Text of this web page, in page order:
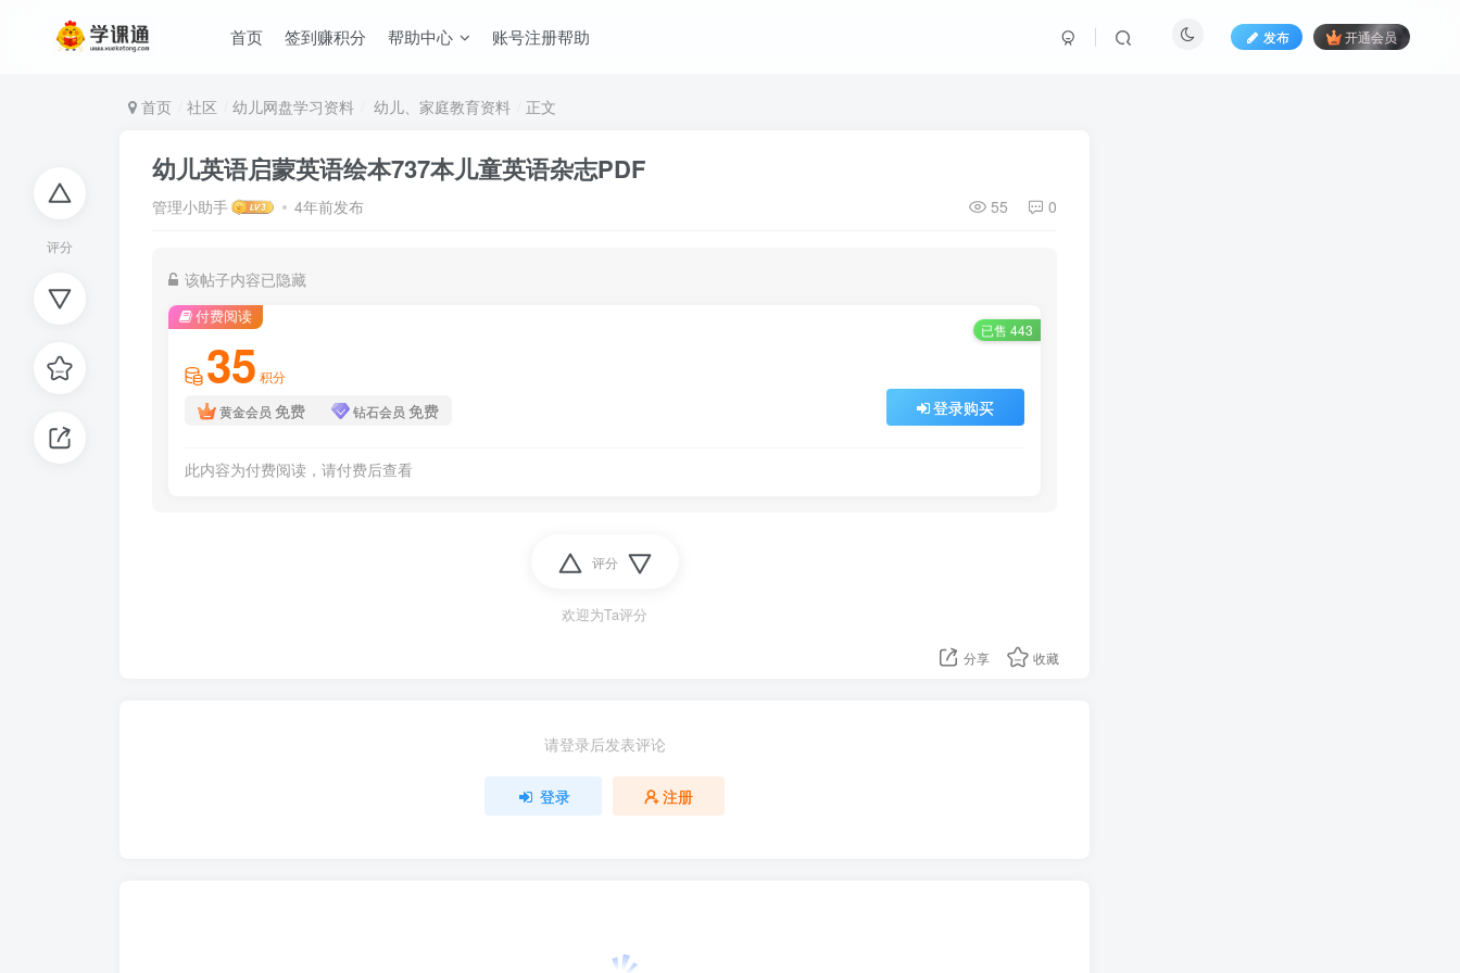
首页 签到赚积分 帮助中心 账号注册帮助 发布 开通会员
评分
首页 社区 幼儿网盘学习资料 幼儿、家庭教育资料 正文
幼儿英语启蒙英语绘本737本儿童英语杂志PDF
管理小助手 4年前发布 55 0
该帖子内容已隐藏
付费阅读
已售 443
35 积分
黄金会员 免费 钻石会员 免费 登录购买
此内容为付费阅读，请付费后查看
评分
欢迎为Ta评分
分享 收藏
请登录后发表评论
登录 注册